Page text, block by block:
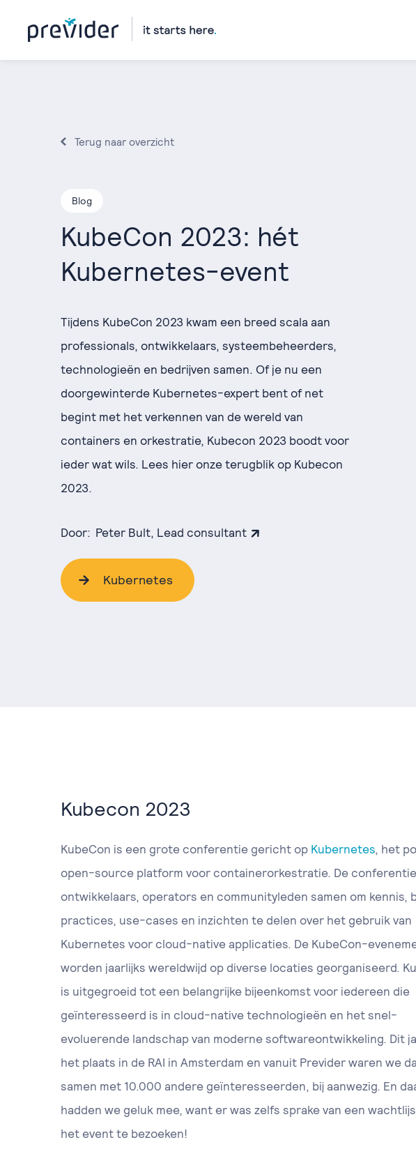
Terug naar overzicht
Blog
KubeCon 2023: hét
Kubernetes-event
Tijdens KubeCon 2023 kwam een breed scala aan
professionals, ontwikkelaars, systeembeheerders,
technologieën en bedrijven samen. Of je nu een
doorgewinterde Kubernetes-expert bent of net
begint met het verkennen van de wereld van
containers en orkestratie, Kubecon 2023 boodt voor
ieder wat wils. Lees hier onze terugblik op Kubecon
2023.
Door: Peter Bult, Lead consultant
Kubernetes
Kubecon 2023
KubeCon is een grote conferentie gericht op Kubernetes, het
open-source platform voor containerorkestratie. De
ontwikkelaars, operators en communityleden samen om kennis,
practices, use-cases en inzichten te delen over het gebruik van
Kubernetes voor cloud-native applicaties. De KubeCon-
worden jaarlijks wereldwijd op diverse locaties georganiseerd.
is uitgegroeid tot een belangrijke bijeenkomst voor iedereen die
geïnteresseerd is in cloud-native technologieën en het snel-
evoluerende landschap van moderne softwareontwikkeling. Dit
het plaats in de RAI in Amsterdam en vanuit Previder waren we
samen met 10.000 andere geïnteresseerden, bij aanwezig. En
hadden we geluk mee, want er was zelfs sprake van een
het event te bezoeken!